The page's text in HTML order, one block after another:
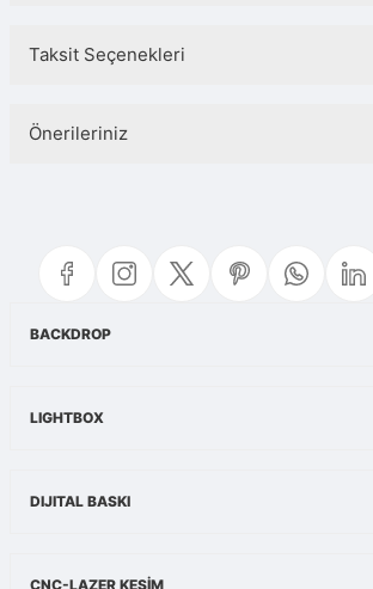
Taksit Seçenekleri
Önerileriniz
Görüş ve önerileriniz için teşekkür ederiz.
Ürün resmi kalitesiz, bozuk veya görüntülenemiyor.
BACKDROP
LIGHTBOX
DIJITAL BASKI
CNC-LAZER KESİM